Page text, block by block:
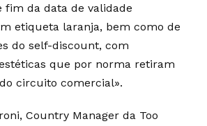
fim da data de validade
etiqueta laranja, bem como de
do self-discount, com
que por norma retiram
circuito comercial».
Country Manager da Too